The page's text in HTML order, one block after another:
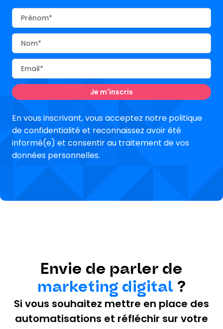
Prénom
Nom
Email
En vous inscrivant, vous acceptez notre politique
de confidentialité et reconnaissez avoir été
informé(e) et consentir au traitement de vos
données personnelles.
Envie de parler de
marketing digital ?
Si vous souhaitez mettre en place des
automatisations et réfléchir sur votre